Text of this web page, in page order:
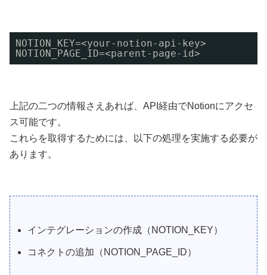
NOTION_KEY=<your-notion-api-key>
NOTION_PAGE_ID=<parent-page-id>
上記の二つの情報さえあれば、API経由でNotionにアクセ
ス可能です。
これらを取得するためには、以下の処理を実施する必要が
あります。
インテグレーションの作成（NOTION_KEY）
コネクトの追加（NOTION_PAGE_ID）